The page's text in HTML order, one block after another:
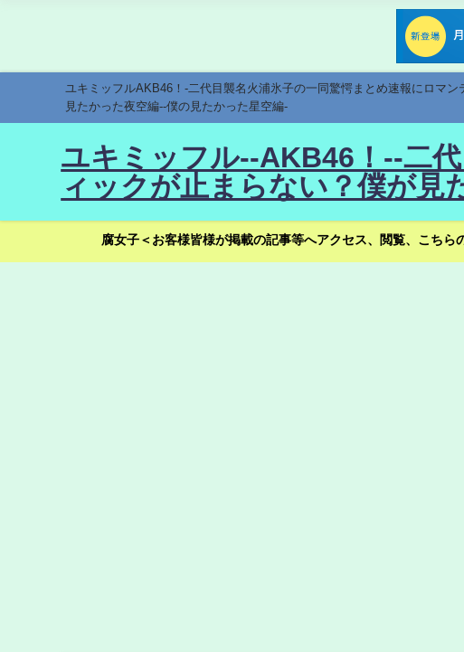
ユキミッフルAKB46！-二代目襲名火浦氷子の一同驚愕まとめ速報にロマ
見たかった夜空編--僕の見たかった星空編-
ユキミッフル--AKB46！--二
ィックが止まらない？僕が見
腐女子＜お客様皆様が掲載の記事等へアクセス、閲覧、こち